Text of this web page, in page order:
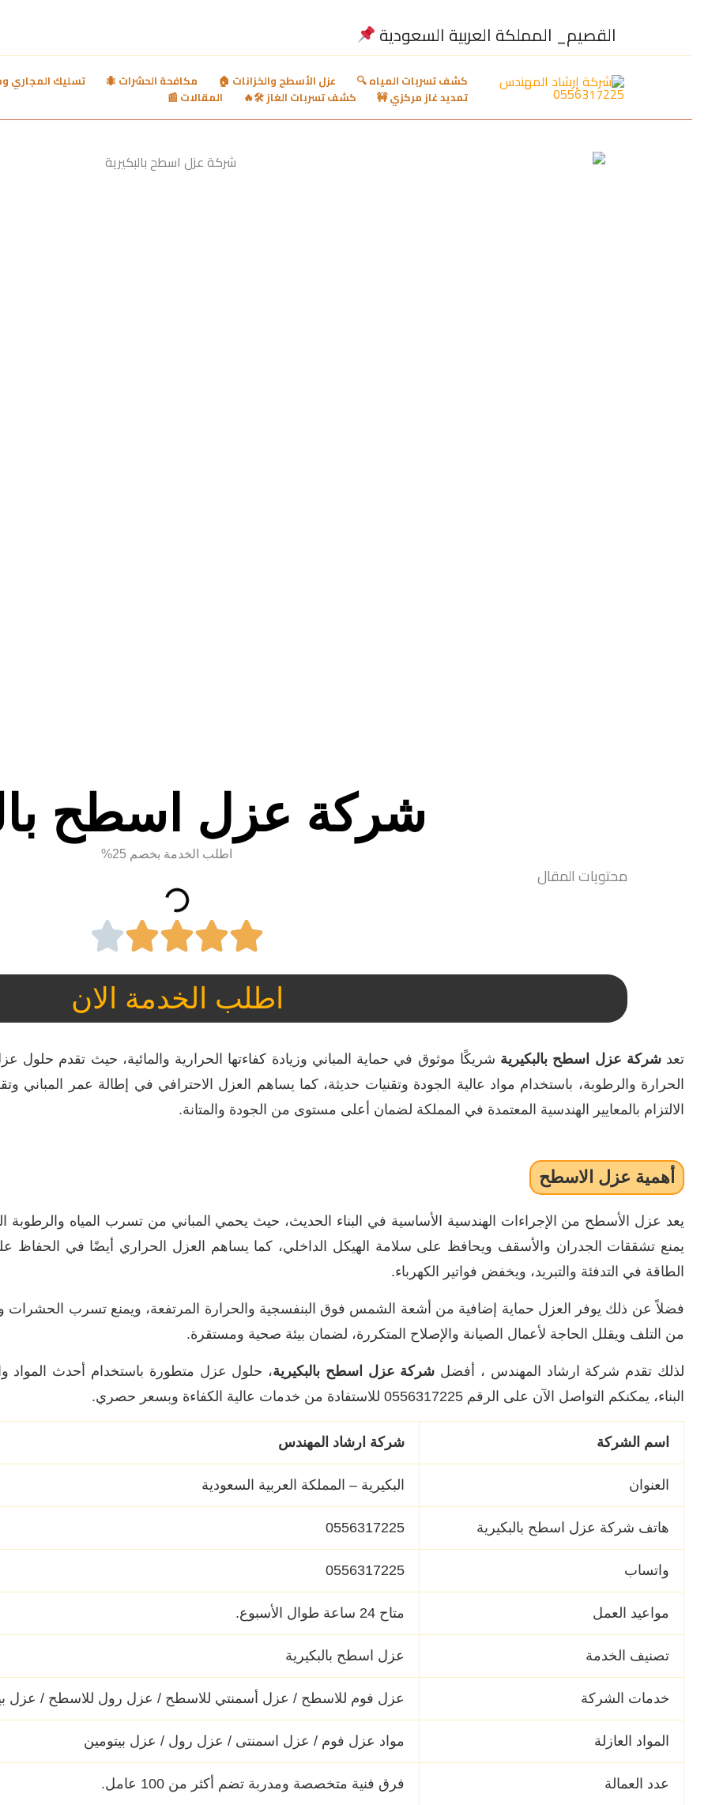
المحتوى
القصيم_ المملكة العربية السعودية
كشف تسربات المياه 🔍 عزل الأسطح والخزانات 🏠 مكافحة الحشرات 🐜 تسليك المجاري
تمديد غاز مركزي 🚧
كشف تسربات الغاز 🛠️🔥 المقالات 📰
شركة عزل اسطح
اطلب الخدمة بخصم 25%
محتويات المقال
اطلب الخدمة الان
تعد شركة عزل اسطح بالبكيرية شريكًا موثوق في حماية المباني وزيادة كفاءتها الحرارية والمائية، حيث تقدم
الحرارة والرطوبة، باستخدام مواد عالية الجودة وتقنيات حديثة، كما يساهم العزل الاحترافي في إطالة عمر المباني
الالتزام بالمعايير الهندسية المعتمدة في المملكة لضمان أعلى مستوى من الجودة والمتانة.
أهمية عزل الاسطح
يعد عزل الأسطح من الإجراءات الهندسية الأساسية في البناء الحديث، حيث يحمي المباني من تسرب المياه والرطوبة
يمنع تشققات الجدران والأسقف ويحافظ على سلامة الهيكل الداخلي، كما يساهم العزل الحراري أيضًا في الحفاظ
الطاقة في التدفئة والتبريد، ويخفض فواتير الكهرباء.
فضلاً عن ذلك يوفر العزل حماية إضافية من أشعة الشمس فوق البنفسجية والحرارة المرتفعة، ويمنع تسرب الحشرات
من التلف ويقلل الحاجة لأعمال الصيانة والإصلاح المتكررة، لضمان بيئة صحية ومستقرة.
لذلك تقدم شركة ارشاد المهندس ، أفضل شركة عزل اسطح بالبكيرية، حلول عزل متطورة باستخدام أحدث المواد
البناء، يمكنكم التواصل الآن على الرقم 0556317225 للاستفادة من خدمات عالية الكفاءة وبسعر حصري.
اسم الشركة شركة ارشاد المهندس
العنوان البكيرية – المملكة العربية السعودية
هاتف شركة عزل اسطح بالبكيرية 0556317225
واتساب 0556317225
مواعيد العمل متاح 24 ساعة طوال الأسبوع.
تصنيف الخدمة عزل اسطح بالبكيرية
خدمات الشركة عزل فوم للاسطح / عزل أسمنتي للاسطح / عزل رول للاسطح / عزل
المواد العازلة مواد عزل فوم / عزل اسمنتى / عزل رول / عزل بيتومين
عدد العمالة فرق فنية متخصصة ومدربة تضم أكثر من 100 عامل.